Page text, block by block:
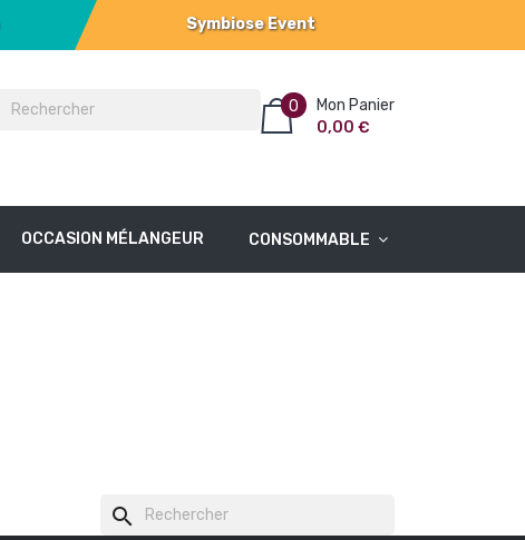
Symbiose Event
Mon Panier
0
0,00 €
OCCASION MÉLANGEUR CONSOMMABLE
search